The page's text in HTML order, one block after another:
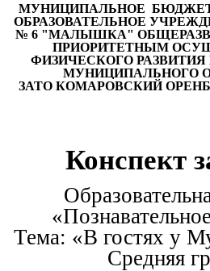
МУНИЦИПАЛЬНОЕ
ОБРАЗОВАТЕЛЬНОЕ
№ 6 "МАЛЫШКА"
ПРИОРИТЕТНЫМ
ФИЗИЧЕСКОГО
МУНИЦИПАЛЬНОГО
ЗАТО КОМАРОВСКИЙ
Конспект
Тема: «В гостях у
Средняя